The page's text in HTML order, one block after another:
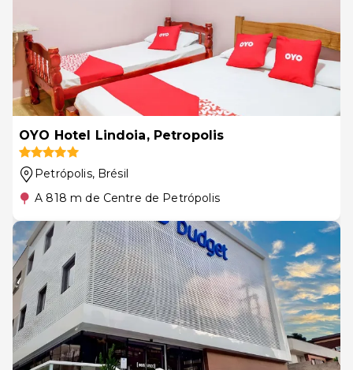
OYO Hotel Lindoia, Petropolis
Petrópolis, Brésil
A 818 m de Centre de Petrópolis